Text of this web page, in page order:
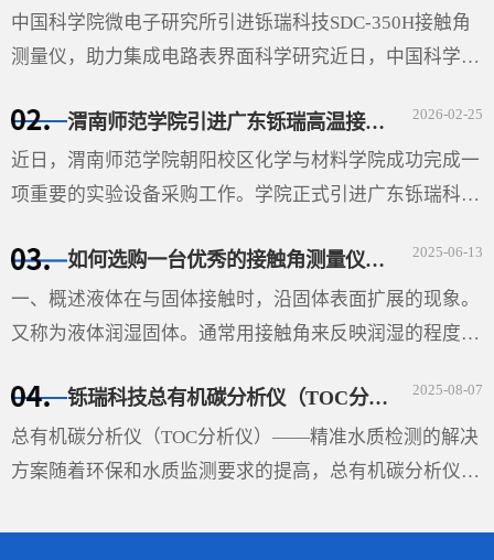
中国科学院微电子研究所引进铄瑞科技SDC-350H接触角
测量仪，助力集成电路表界面科学研究近日，中国科学院
技有限公司（以下简称“铄瑞科技”）自动倾斜接触角测···
2026-02-25
渭南师范学院引进广东铄瑞高温接触角测量仪，助力材料表面科学研究
近日，渭南师范学院朝阳校区化学与材料学院成功完成一
项重要的实验设备采购工作。学院正式引进广东铄瑞科技
350SE），并根据高温科研需求特别定制了高温平台。该
设备的···
2025-06-13
如何选购一台优秀的接触角测量仪-铄瑞科技教您选型
一、概述液体在与固体接触时，沿固体表面扩展的现象。
又称为液体润湿固体。通常用接触角来反映润湿的程度。
的切线（如图），两切线通过液体内部所成的夹角θ即称
···
2025-08-07
铄瑞科技总有机碳分析仪（TOC分析仪）——精准水质检测的解决方案
总有机碳分析仪（TOC分析仪）——精准水质检测的解决
方案随着环保和水质监测要求的提高，总有机碳分析仪
保、制药、食品和水处理领域，具有重要的应用价值。